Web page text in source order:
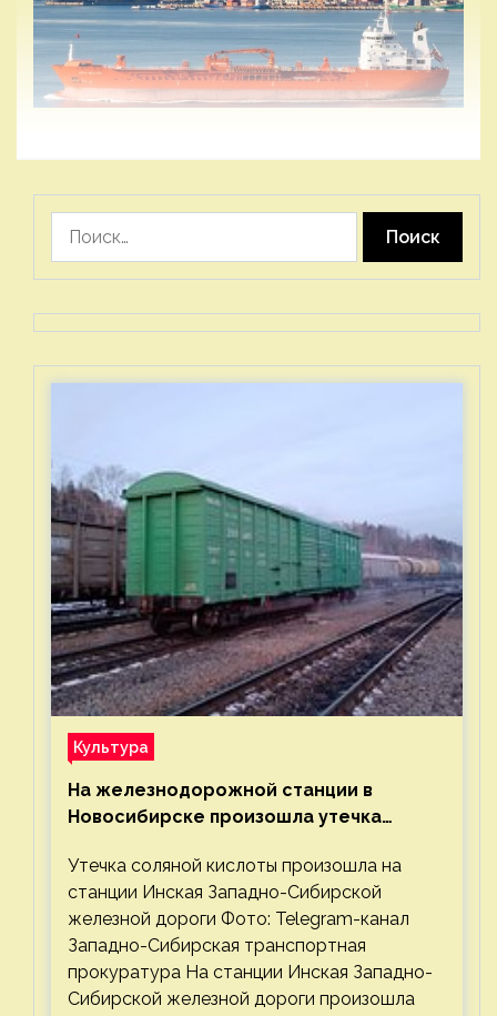
Культура
На железнодорожной станции в
Новосибирске произошла утечка
Утечка соляной кислоты произошла на
станции Инская Западно-Сибирской
железной дороги Фото: Telegram-канал
Западно-Сибирская транспортная
прокуратура На станции Инская Западно-
Сибирской железной дороги произошла